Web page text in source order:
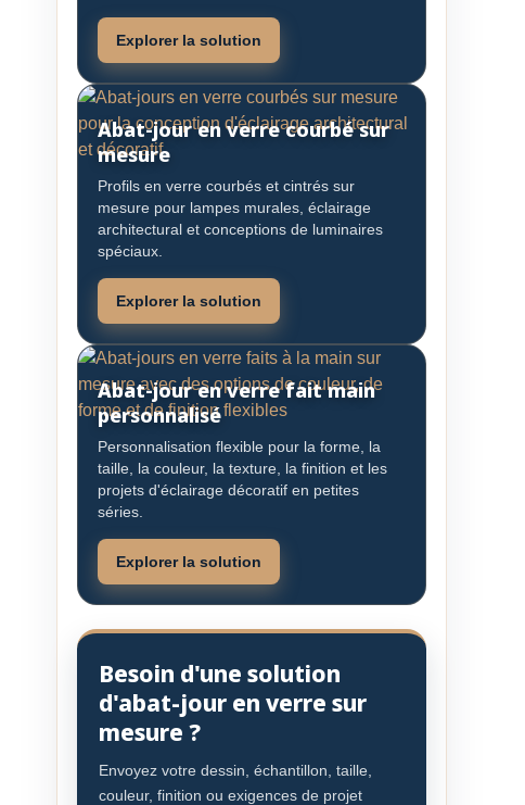
Explorer la solution
Abat-jour en verre courbé sur
mesure
Profils en verre courbés et cintrés sur
mesure pour lampes murales, éclairage
architectural et conceptions de luminaires
spéciaux.
Explorer la solution
Abat-jour en verre fait main
personnalisé
Personnalisation flexible pour la forme, la
taille, la couleur, la texture, la finition et les
projets d'éclairage décoratif en petites
séries.
Explorer la solution
Besoin d'une solution
d'abat-jour en verre sur
mesure ?
Envoyez votre dessin, échantillon, taille,
couleur, finition ou exigences de projet